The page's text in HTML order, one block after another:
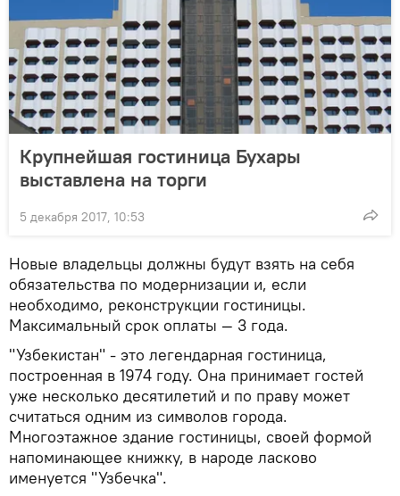
Крупнейшая гостиница Бухары
выставлена на торги
5 декабря 2017, 10:53
Новые владельцы должны будут взять на себя
обязательства по модернизации и, если
необходимо, реконструкции гостиницы.
Максимальный срок оплаты — 3 года.
"Узбекистан" - это легендарная гостиница,
построенная в 1974 году. Она принимает гостей
уже несколько десятилетий и по праву может
считаться одним из символов города.
Многоэтажное здание гостиницы, своей формой
напоминающее книжку, в народе ласково
именуется "Узбечка".